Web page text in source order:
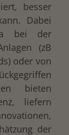
besser
Dabei
bei der
(zB
oder von
bieten
liefern
der